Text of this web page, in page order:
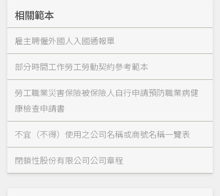
相關範本
雇主聘僱外國人入國通報單
部分時間工作勞工勞動契約參考範本
勞工職業災害保險被保險人自行申請預防職業病健
康檢查申請書
不宜（不得）使用之公司名稱或商號名稱一覽表
閉鎖性股份有限公司公司章程